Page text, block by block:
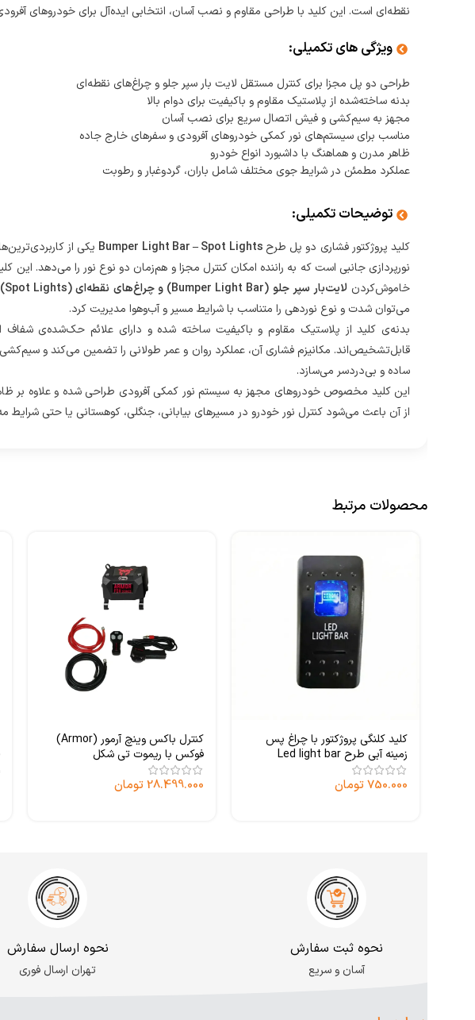
نقطه‌ای است. این کلید با طراحی مقاوم و نصب آسان، انتخابی ایده‌آل برای خودروهای
ویژگی های تکمیلی:
طراحی دو پل مجزا برای کنترل مستقل لایت بار سپر جلو و چراغ‌های نقطه‌ای
بدنه ساخته‌شده از پلاستیک مقاوم و باکیفیت برای دوام بالا
مجهز به سیم‌کشی و فیش اتصال سریع برای نصب آسان
مناسب برای سیستم‌های نور کمکی خودروهای آفرودی و سفرهای خارج جاده
ظاهر مدرن و هماهنگ با داشبورد انواع خودرو
عملکرد مطمئن در شرایط جوی مختلف شامل باران، گردوغبار و رطوبت
توضیحات تکمیلی:
کلید پروژکتور فشاری دو پل طرح
یکی از
نورپردازی جانبی است که به راننده امکان کنترل مجزا و هم‌زمان دو نوع نور را می‌دهد.
خاموش‌کردن لایت‌بار سپر جلو (Bumper Light Bar) و چراغ‌های نقطه‌ای (Spot Lights)
می‌توان شدت و نوع نوردهی را متناسب با شرایط مسیر و آب‌وهوا مدیریت کرد.
بدنه‌ی کلید از پلاستیک مقاوم و باکیفیت ساخته شده و دارای علائم حک‌شده‌ی
قابل‌تشخیص‌اند. مکانیزم فشاری آن، عملکرد روان و عمر طولانی را تضمین می‌کند و
ساده و بی‌دردسر می‌سازد.
این کلید مخصوص خودروهای مجهز به سیستم نور کمکی آفرودی طراحی شده و علاوه بر ظاهر
از آن باعث می‌شود کنترل نور خودرو در مسیرهای بیابانی، جنگلی، کوهستانی یا حتی شرایط
محصولات مرتبط
کلید کلنگی پروژکتور با چراغ پس
زمینه آبی طرح Led light bar
750.000تومان
کنترل باکس وینچ آرمور (Armor)
فوکس با ریموت تی شکل
28.499.000تومان
نحوه ثبت سفارش
آسان و سریع
نحوه ارسال سفارش
تهران ارسال فوری